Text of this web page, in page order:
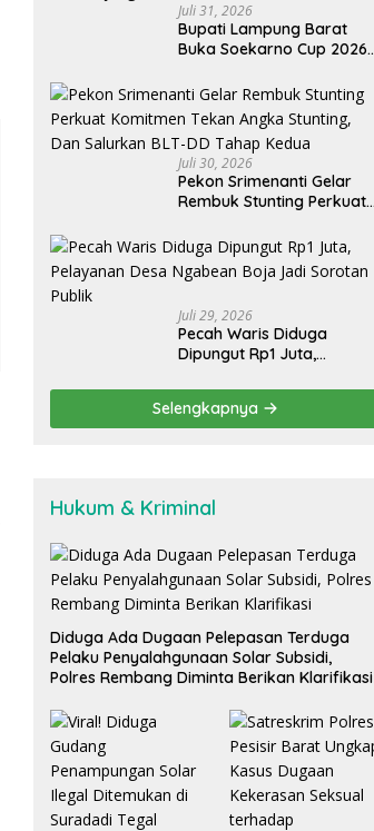
Juli 31, 2026
Bupati Lampung Barat
Buka Soekarno Cup 2026,
Daerah
Juli 30, 2026
Pekon Srimenanti Gelar
Rembuk Stunting Perkuat
Stunting, Dan Salurkan
BLT-DD Tahap Kedua
Juli 29, 2026
Pecah Waris Diduga
Dipungut Rp1 Juta,
Boja Jadi Sorotan Publik
Selengkapnya
Hukum & Kriminal
Diduga Ada Dugaan Pelepasan Terduga
Pelaku Penyalahgunaan Solar Subsidi,
Polres Rembang Diminta Berikan Klarifikasi